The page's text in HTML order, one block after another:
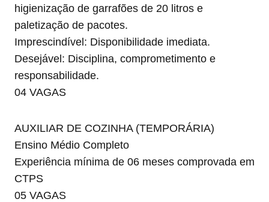
higienização de garrafões de 20 litros e
paletização de pacotes.
Imprescindível: Disponibilidade imediata.
Desejável: Disciplina, comprometimento e
responsabilidade.
04 VAGAS
AUXILIAR DE COZINHA (TEMPORÁRIA)
Ensino Médio Completo
Experiência mínima de 06 meses comprovada em
CTPS
05 VAGAS